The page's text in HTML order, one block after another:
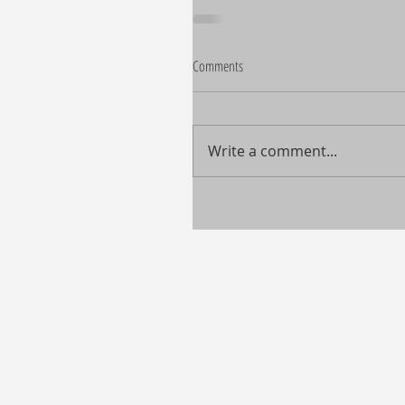
Comments
Write a comment...